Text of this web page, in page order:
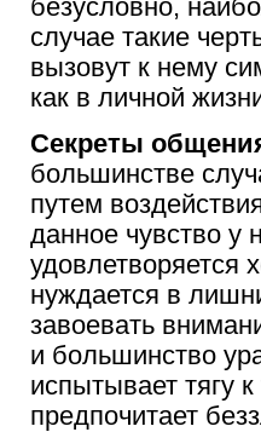
безусловно,
случае такие
вызовут к нему
как в личной
Секреты
большинстве
путем
данное чувство у
нуждается в
завоевать
и большинство
испытывает тягу
предпочитает